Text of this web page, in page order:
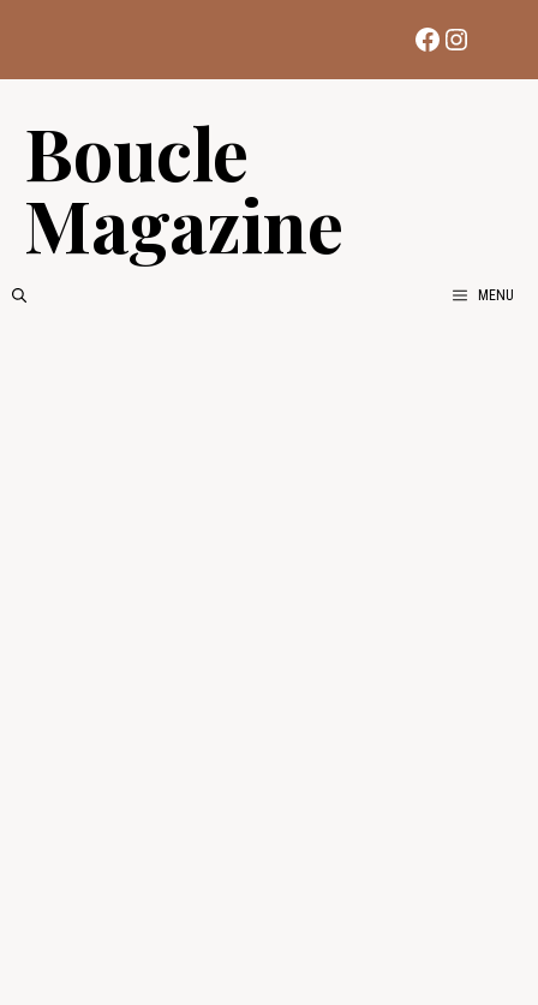
contenu
Facebook
Boucle
Magazine
MENU